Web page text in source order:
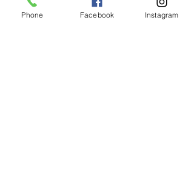
8:30 am
(Cathedral)
Phone Facebook Instagram